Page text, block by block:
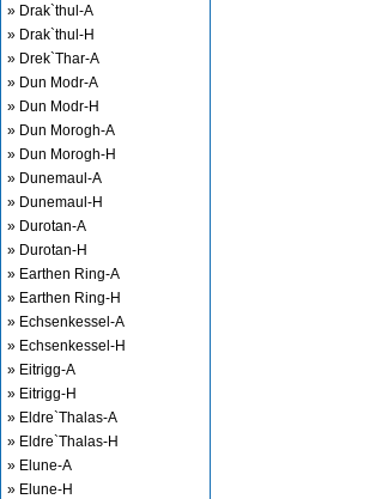
» Drak`thul-A
» Drak`thul-H
» Drek`Thar-A
» Dun Modr-A
» Dun Modr-H
» Dun Morogh-A
» Dun Morogh-H
» Dunemaul-A
» Dunemaul-H
» Durotan-A
» Durotan-H
» Earthen Ring-A
» Earthen Ring-H
» Echsenkessel-A
» Echsenkessel-H
» Eitrigg-A
» Eitrigg-H
» Eldre`Thalas-A
» Eldre`Thalas-H
» Elune-A
» Elune-H